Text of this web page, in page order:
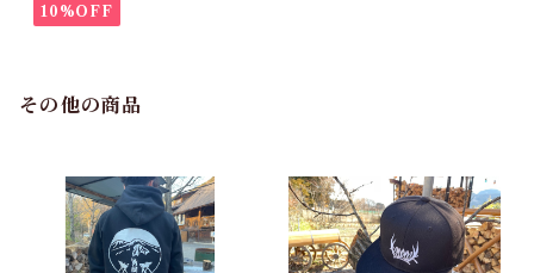
10%OFF
その他の商品